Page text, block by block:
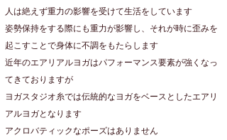
人は絶えず重力の影響を受けて生活をしています
姿勢保持をする際にも重力が影響し、それが時に歪みを
起こすことで身体に不調をもたらします
近年のエアリアルヨガはパフォーマンス要素が強くなっ
てきておりますが
ヨガスタジオ糸では伝統的なヨガをベースとしたエアリ
アルヨガとなります
アクロバティックなポーズはありません